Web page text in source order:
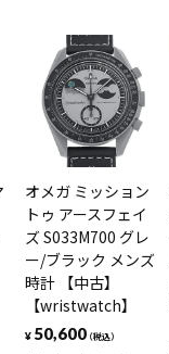
オメガ ミッション
トゥ アースフェイ
ズ S033M700 グレ
ー/ブラック メンズ
時計 【中古】
【wristwatch】
¥ 50,600（税込）